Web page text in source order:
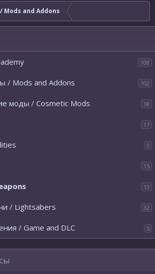
and Addons
108
/ Mods and Addons 102
моды / Cosmetic Mods 18
17
3
15
13
/ Lightsabers 32
/ Game and DLC 5